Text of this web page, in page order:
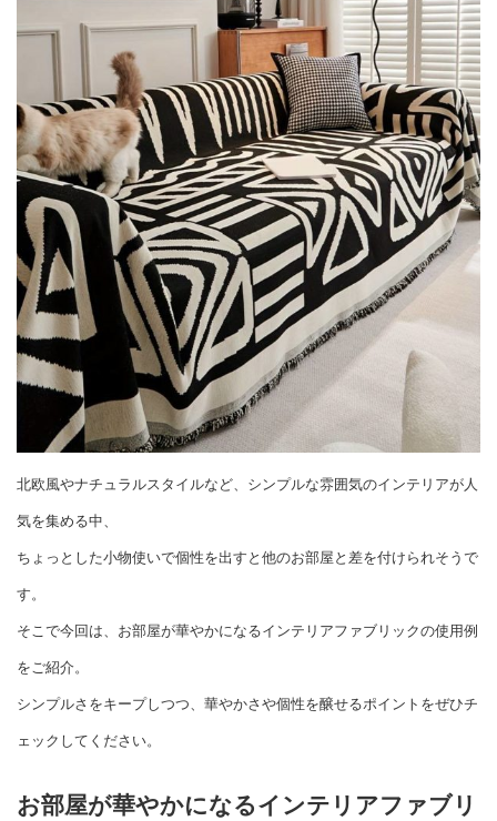
北欧風やナチュラルスタイルなど、シンプルな雰囲気のインテリアが人
気を集める中、
ちょっとした小物使いで個性を出すと他のお部屋と差を付けられそうで
す。
そこで今回は、お部屋が華やかになるインテリアファブリックの使用例
をご紹介。
シンプルさをキープしつつ、華やかさや個性を醸せるポイントをぜひチ
ェックしてください。
お部屋が華やかになるインテリアファブリ